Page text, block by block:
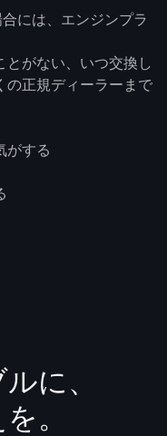
には、エンジンプラ
とがない、いつ交換し
の正規ディーラーまで
がする
に、
。